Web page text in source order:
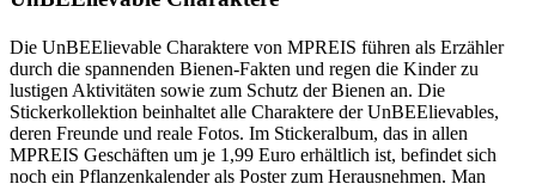
Die UnBEElievable Charaktere von MPREIS führen als Erzähler
durch die spannenden Bienen-Fakten und regen die Kinder zu
lustigen Aktivitäten sowie zum Schutz der Bienen an. Die
Stickerkollektion beinhaltet alle Charaktere der UnBEElievables,
deren Freunde und reale Fotos. Im Stickeralbum, das in allen
MPREIS Geschäften um je 1,99 Euro erhältlich ist, befindet sich
noch ein Pflanzenkalender als Poster zum Herausnehmen. Man